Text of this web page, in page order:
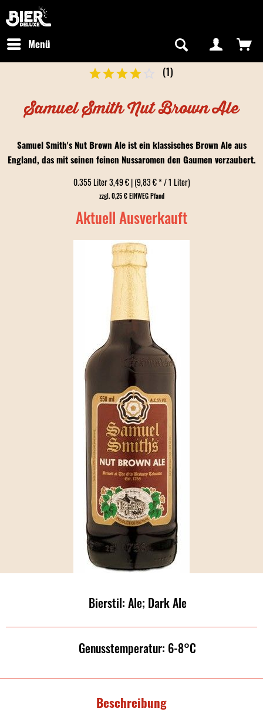
Kostenfreier Versand in Deutschland
Menü
(1)
Samuel Smith Nut Brown Ale
Samuel Smith's Nut Brown Ale ist ein klassisches Brown Ale aus
England, das mit seinen feinen Nussaromen den Gaumen verzaubert.
0.355 Liter 3,49 € | (9,83 € * / 1 Liter)
zzgl. 0,25 € EINWEG Pfand
Aktuell Ausverkauft
Bierstil: Ale; Dark Ale
Genusstemperatur: 6-8°C
Beschreibung